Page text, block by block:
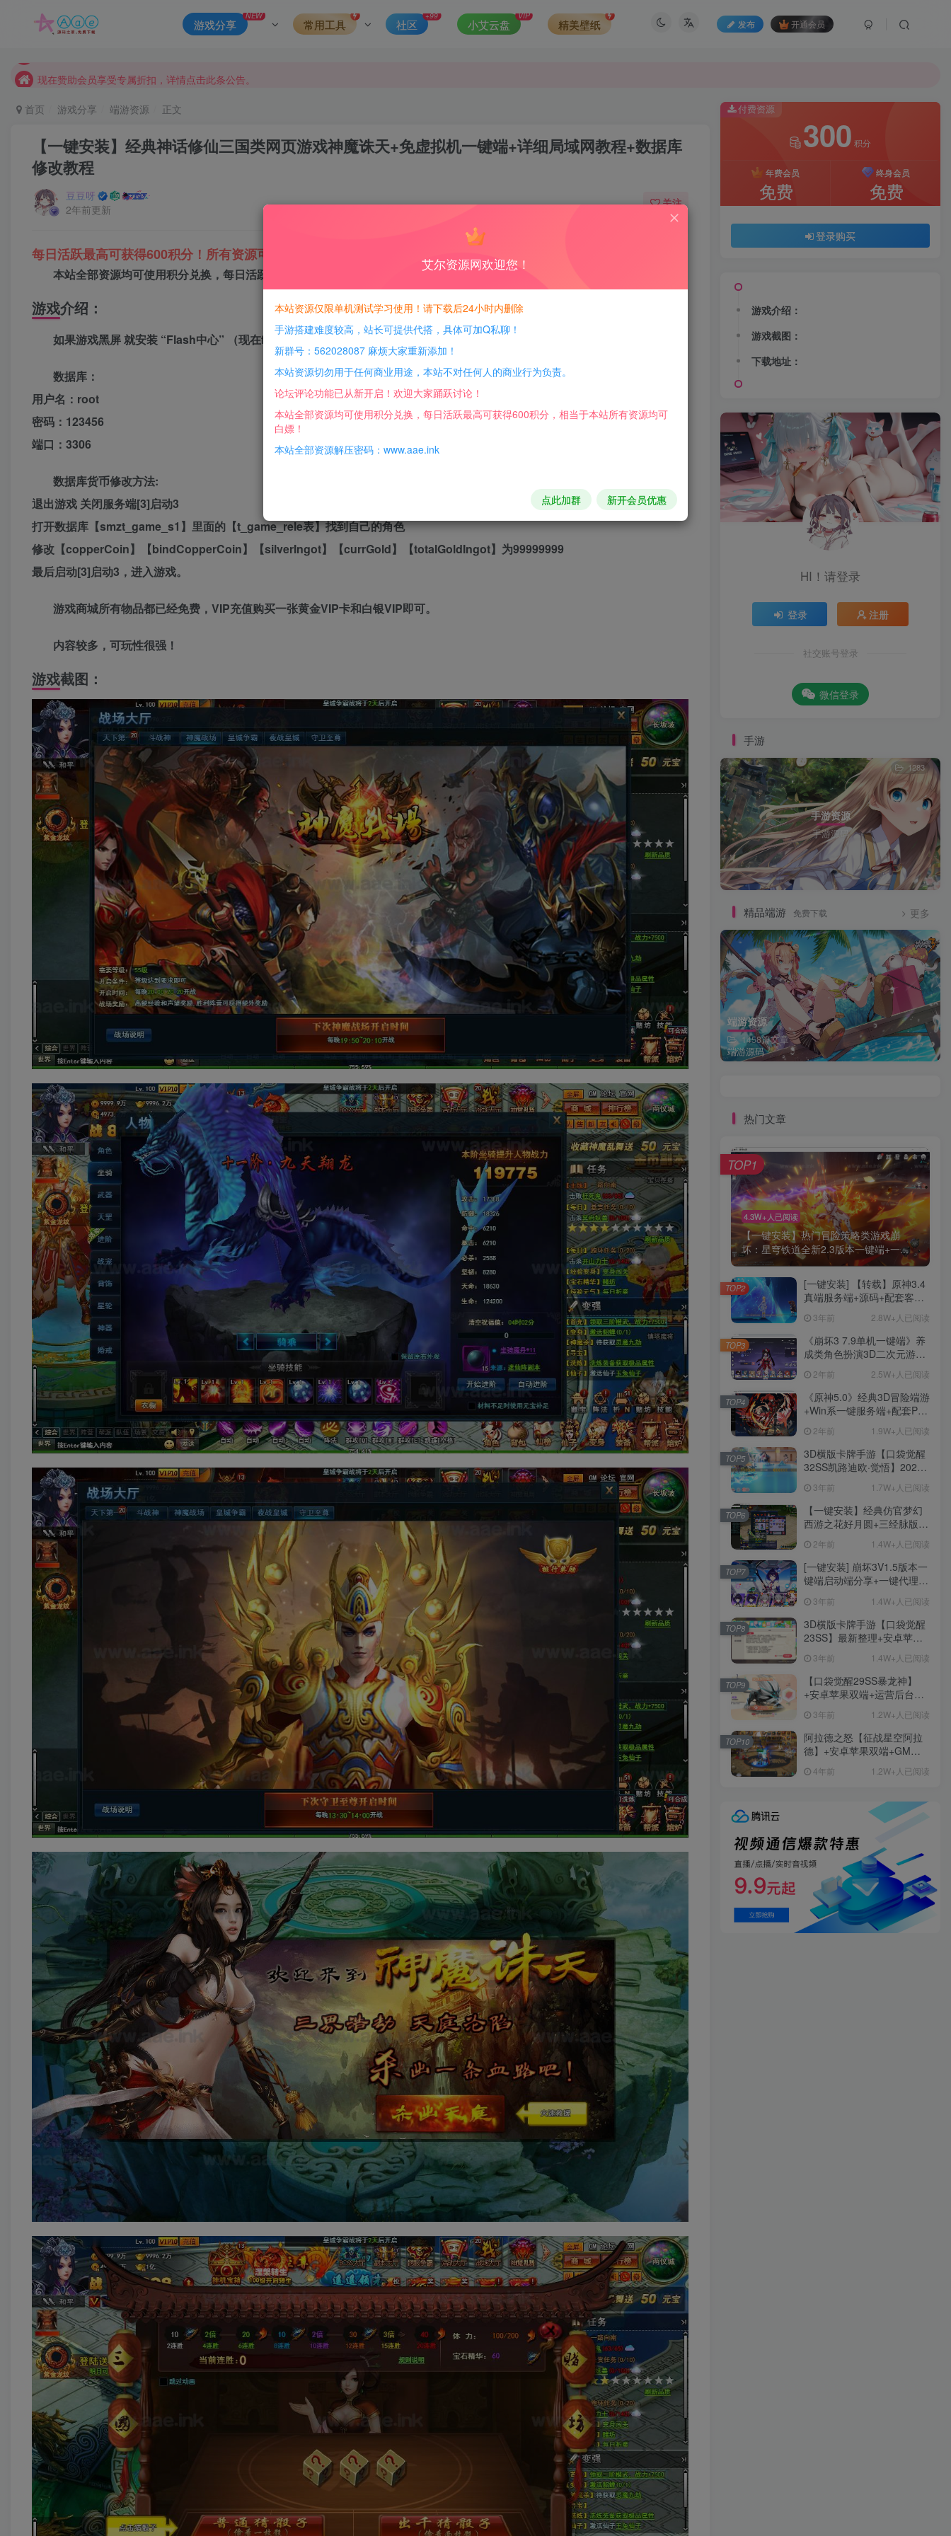
发布 开通会员
游戏分享
NEW
常用工具 社区
+99
小艾云盘
VIP
精美壁纸
本站资源大多存储在云盘，如发现链接失效，请联系我们我们会第一时间更新。
现在赞助会员享受专属折扣，详情点击此条公告。
首页 游戏分享 端游资源 正文
【一键安装】经典神话修仙三国类网页游戏神魔诛天+免虚拟机一键端+详细局域网教程+数据库
修改教程
豆豆呀
2年前更新
关注
每日活跃最高可获得600积分！所有资源可以使用积分免费兑换！
本站全部资源均可使用积分兑换，每日活跃最高可获得600积分，相当于本站所有资源均可白嫖！
游戏介绍：
如果游戏黑屏 就安装 “Flash中心” （现在flash的页游基本都要用,大部分浏览器对Flash都不太兼容）
数据库：
用户名：root
密码：123456
端口：3306
数据库货币修改方法:
退出游戏 关闭服务端[3]启动3
打开数据库【smzt_game_s1】里面的【t_game_rele表】找到自己的角色
修改【copperCoin】【bindCopperCoin】【silverIngot】【currGold】【totalGoldIngot】为99999999
最后启动[3]启动3，进入游戏。
游戏商城所有物品都已经免费，VIP充值购买一张黄金VIP卡和白银VIP即可。
内容较多，可玩性很强！
游戏截图：
付费资源
300 积分
年费会员
免费
终身会员
免费
登录购买
游戏介绍：
游戏截图：
下载地址：
HI！请登录
登录 注册
社交账号登录
微信登录
手游
手游资源
手游源码
1283
精品端游 免费下载 更多
端游资源
1458篇文章
端游源码
热门文章
4.3W+人已阅读
【一键安装】热门冒险策略类游戏崩
坏：星穹铁道全新2.3版本一键端+一...
TOP1
[一键安装] 【转载】原神3.4
真端服务端+源码+配套客户
说明文件
3年前 2.8W+人已阅读
TOP2
《崩坏3 7.9单机一键端》养
成类角色扮演3D二次元游
用、无限资源、附带保姆级
安装教程
2年前 2.5W+人已阅读
TOP3
《原神5.0》经典3D冒险端游
+Win系一键服务端+配套PC
池文件
2年前 1.9W+人已阅读
TOP4
3D横版卡牌手游【口袋觉醒
32SS凯路迪欧·觉悟】2023
+支付对接+安卓苹果双端+运
营后台+GM授权后台+代理
后台
3年前 1.7W+人已阅读
TOP5
【一键安装】经典仿官梦幻
西游之花好月圆+三经脉版本
卡+剧情活动+视频搭建及其
他修改资料
2年前 1.4W+人已阅读
TOP6
[一键安装] 崩坏3V1.5版本一
键端启动端分享+一键代理
ID+详细指令+极简一键修改
3年前 1.4W+人已阅读
TOP7
3D横版卡牌手游【口袋觉醒
23SS】最新整理+安卓苹果
细搭建教程
3年前 1.4W+人已阅读
TOP8
【口袋觉醒29SS暴龙神】
+安卓苹果双端+运营后台
端 3年前 1.2W+人已阅读
TOP9
阿拉德之怒【征战星空阿拉
德】+安卓苹果双端+GM授
+详细教程
4年前 1.2W+人已阅读
TOP10
艾尔资源网欢迎您！
本站资源仅限单机测试学习使用！请下载后24小时内删除
手游搭建难度较高，站长可提供代搭，具体可加Q私聊！
新群号：562028087 麻烦大家重新添加！
本站资源切勿用于任何商业用途，本站不对任何人的商业行为负责。
论坛评论功能已从新开启！欢迎大家踊跃讨论！
本站全部资源均可使用积分兑换，每日活跃最高可获得600积分，相当于本站所有资源均可
白嫖！
本站全部资源解压密码：www.aae.ink
点此加群 新开会员优惠